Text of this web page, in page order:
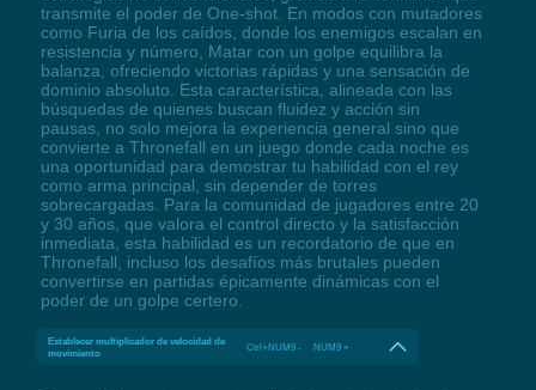
transmite el poder de One-shot. En modos con mutadores
como Furia de los caídos, donde los enemigos escalan en
resistencia y número, Matar con un golpe equilibra la
balanza, ofreciendo victorias rápidas y una sensación de
dominio absoluto. Esta característica, alineada con las
búsquedas de quienes buscan fluidez y acción sin
pausas, no solo mejora la experiencia general sino que
convierte a Thronefall en un juego donde cada noche es
una oportunidad para demostrar tu habilidad con el rey
como arma principal, sin depender de torres
sobrecargadas. Para la comunidad de jugadores entre 20
y 30 años, que valora el control directo y la satisfacción
inmediata, esta habilidad es un recordatorio de que en
Thronefall, incluso los desafíos más brutales pueden
convertirse en partidas épicamente dinámicas con el
poder de un golpe certero.
Establecer multiplicador de velocidad de
movimiento
Ctrl+NUM9 - NUM9 +